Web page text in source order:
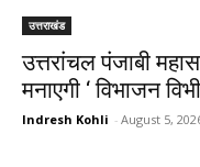
उत्तराखंड
उत्तरांचल पंजाबी
मनाएगी ‘ विभाजन
Indresh Kohli - August 5,